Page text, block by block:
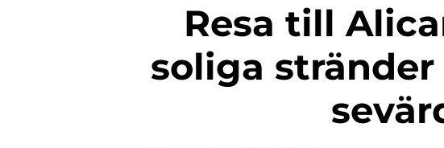
Resa till Alicante – Upptäck
soliga